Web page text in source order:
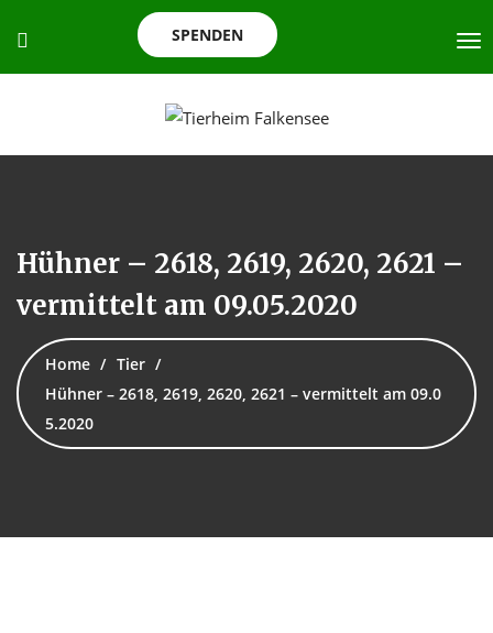
SPENDEN
Hühner – 2618, 2619, 2620, 2621 –
vermittelt am 09.05.2020
Home
Tier
Hühner – 2618, 2619, 2620, 2621 – vermittelt am 09.0
5.2020